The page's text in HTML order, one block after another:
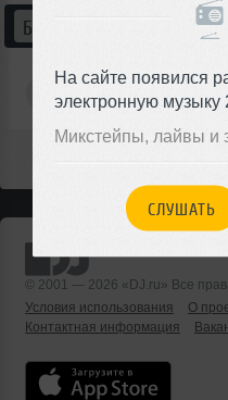
На сайте появился
электронную музыку
Микстейпы, лайвы и
СЛУШАТЬ
БУДЕТ О
SOUNDPARK
© 2001 — 2026 «DJ.ru» Все
Условия использования
О
Контактная информация